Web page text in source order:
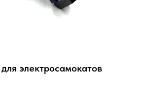
электросамокатов